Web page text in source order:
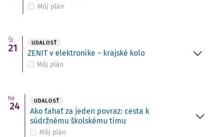
Môj plán
Št
21 UDALOSŤ
ZENIT v elektronike – krajské kolo
Môj plán
Ne
24 UDALOSŤ
Ako ťahať za jeden povraz: cesta k
súdržnému školskému tímu
Môj plán